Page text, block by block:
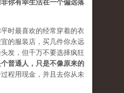
你有幸生活在一个偏远落
时最喜欢的经常穿着的衣
的服装店，买几件你永远
头发，但千万不要选择疯狂
普通人，只是不像原来的
程用现金，并且去你从未